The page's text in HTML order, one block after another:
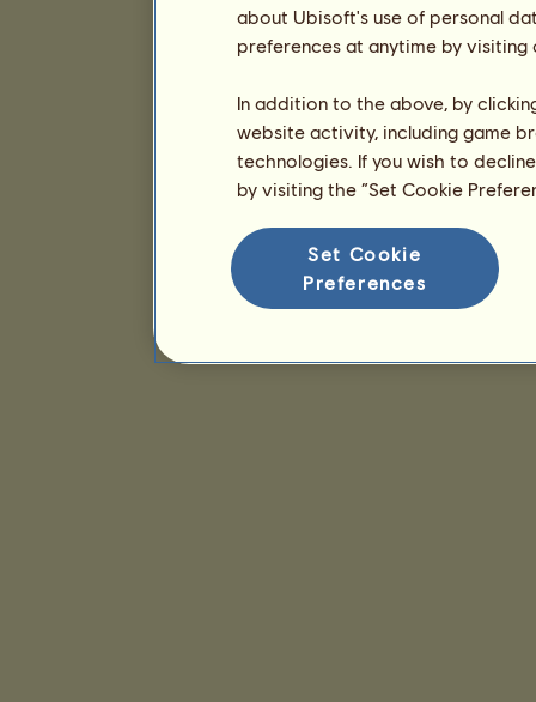
about Ubisoft's use of personal
preferences at anytime by
In addition to the above, by
website activity, including game
technologies. If you wish to
by visiting the “Set Cookie
Set Cookie
Preferences